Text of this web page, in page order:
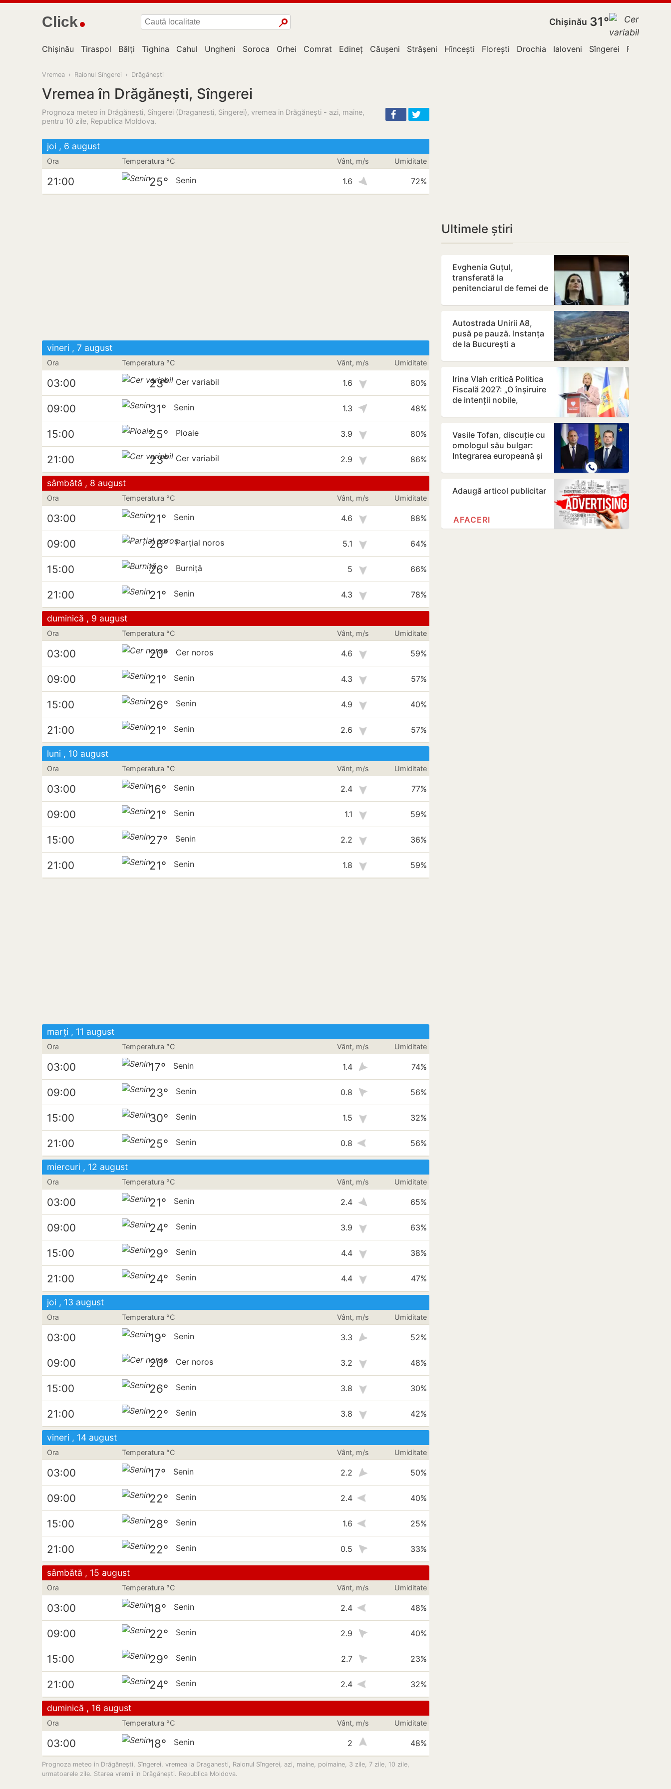
Click Chișinău 31°
Chișinău Tiraspol Bălți Tighina Cahul Ungheni Soroca Orhei Comrat Edineț Căușeni Strășeni Hîncești Florești Drochia Ialoveni Sîngerei Fălești
Vremea › Raionul Sîngerei › Drăgănești
Vremea în Drăgănești, Sîngerei
Prognoza meteo in Drăgănești, Sîngerei (Draganesti, Singerei), vremea in Drăgăneşti - azi, maine,
pentru 10 zile, Republica Moldova.
joi , 6 august
Ora Temperatura °C Vânt, m/s Umiditate
21:00 25° Senin 1.6 72%
vineri , 7 august
Ora Temperatura °C Vânt, m/s Umiditate
03:00 23° Cer variabil 1.6 80%
09:00 31° Senin 1.3 48%
15:00 25° Ploaie 3.9 80%
21:00 23° Cer variabil 2.9 86%
sâmbătă , 8 august
Ora Temperatura °C Vânt, m/s Umiditate
03:00 21° Senin 4.6 88%
09:00 26° Parțial noros 5.1 64%
15:00 26° Burniță 5 66%
21:00 21° Senin 4.3 78%
duminică , 9 august
Ora Temperatura °C Vânt, m/s Umiditate
03:00 20° Cer noros 4.6 59%
09:00 21° Senin 4.3 57%
15:00 26° Senin 4.9 40%
21:00 21° Senin 2.6 57%
luni , 10 august
Ora Temperatura °C Vânt, m/s Umiditate
03:00 16° Senin 2.4 77%
09:00 21° Senin 1.1 59%
15:00 27° Senin 2.2 36%
21:00 21° Senin 1.8 59%
marți , 11 august
Ora Temperatura °C Vânt, m/s Umiditate
03:00 17° Senin 1.4 74%
09:00 23° Senin 0.8 56%
15:00 30° Senin 1.5 32%
21:00 25° Senin 0.8 56%
miercuri , 12 august
Ora Temperatura °C Vânt, m/s Umiditate
03:00 21° Senin 2.4 65%
09:00 24° Senin 3.9 63%
15:00 29° Senin 4.4 38%
21:00 24° Senin 4.4 47%
joi , 13 august
Ora Temperatura °C Vânt, m/s Umiditate
03:00 19° Senin 3.3 52%
09:00 20° Cer noros 3.2 48%
15:00 26° Senin 3.8 30%
21:00 22° Senin 3.8 42%
vineri , 14 august
Ora Temperatura °C Vânt, m/s Umiditate
03:00 17° Senin 2.2 50%
09:00 22° Senin 2.4 40%
15:00 28° Senin 1.6 25%
21:00 22° Senin 0.5 33%
sâmbătă , 15 august
Ora Temperatura °C Vânt, m/s Umiditate
03:00 18° Senin 2.4 48%
09:00 22° Senin 2.9 40%
15:00 29° Senin 2.7 23%
21:00 24° Senin 2.4 32%
duminică , 16 august
Ora Temperatura °C Vânt, m/s Umiditate
03:00 18° Senin 2 48%
Prognoza meteo in Drăgănești, Sîngerei, vremea la Draganesti, Raionul Sîngerei, azi, maine, poimaine, 3 zile, 7 zile, 10 zile,
urmatoarele zile. Starea vremii in Drăgănești. Republica Moldova.
Ultimele știri
Evghenia Guțul,
transferată la
penitenciarul de femei de
Autostrada Unirii A8,
pusă pe pauză. Instanța
de la București a
Irina Vlah critică Politica
Fiscală 2027: „O înșiruire
de intenții nobile,
Vasile Tofan, discuție cu
omologul său bulgar:
Integrarea europeană și
principalele…
Adaugă articol publicitar
AFACERI